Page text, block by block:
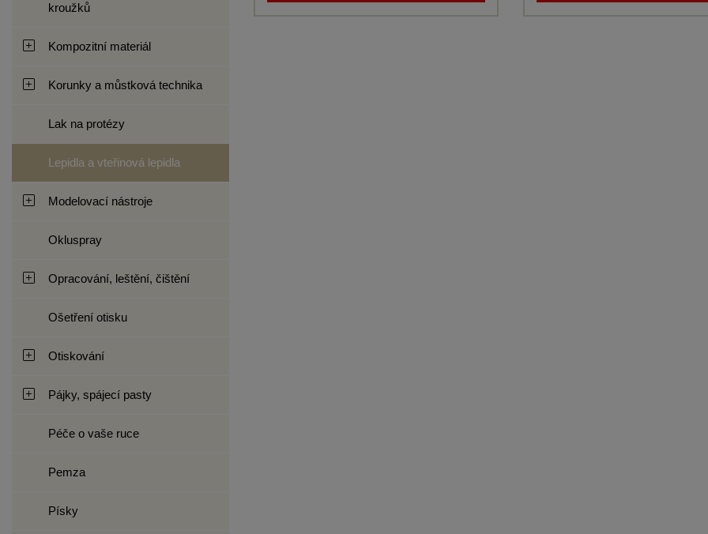
kroužků
Kompozitní materiál
Korunky a můstková technika
Lak na protézy
Lepidla a vteřinová lepidla
Modelovací nástroje
Okluspray
Opracování, leštění, čištění
Ošetření otisku
Otiskování
Pájky, spájecí pasty
Péče o vaše ruce
Pemza
Písky